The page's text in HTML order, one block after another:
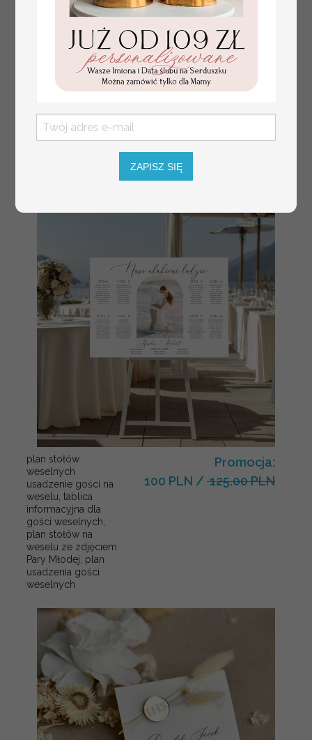
eleganckie numerki na
stoły weselne, tłoczone
10 PLN/13.00 PLN
plan stołów
weselnych
usadzenie gości na
weselu, tablica
informacyjna dla
gości weselnych,
plan stołów na
weselu ze zdjęciem
Pary Młodej, plan
usadzenia gości
weselnych
Promocja:
100 PLN / 125.00 PLN
ZAPISZ SIĘ